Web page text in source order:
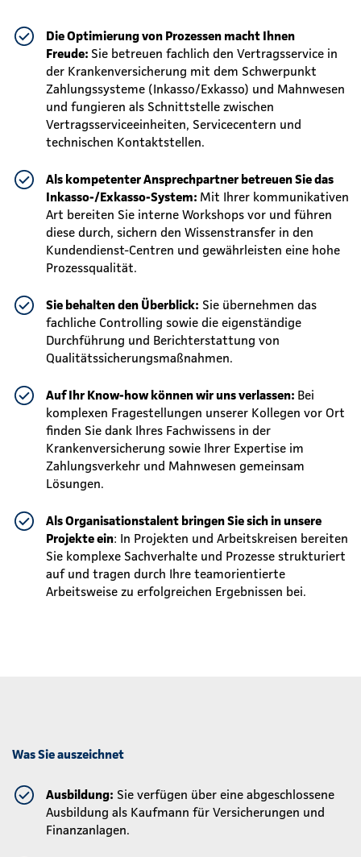
Die Optimierung von Prozessen macht Ihnen
Freude: Sie betreuen fachlich den Vertragsservice in
der Krankenversicherung mit dem Schwerpunkt
Zahlungssysteme (Inkasso/Exkasso) und Mahnwesen
und fungieren als Schnittstelle zwischen
Vertragsserviceeinheiten, Servicecentern und
technischen Kontaktstellen.
Als kompetenter Ansprechpartner betreuen Sie das
Inkasso-/Exkasso-System: Mit Ihrer kommunikativen
Art bereiten Sie interne Workshops vor und führen
diese durch, sichern den Wissenstransfer in den
Kundendienst-Centren und gewährleisten eine hohe
Prozessqualität.
Sie behalten den Überblick: Sie übernehmen das
fachliche Controlling sowie die eigenständige
Durchführung und Berichterstattung von
Qualitätssicherungsmaßnahmen.
Auf Ihr Know-how können wir uns verlassen: Bei
komplexen Fragestellungen unserer Kollegen vor Ort
finden Sie dank Ihres Fachwissens in der
Krankenversicherung sowie Ihrer Expertise im
Zahlungsverkehr und Mahnwesen gemeinsam
Lösungen.
Als Organisationstalent bringen Sie sich in unsere
Projekte ein: In Projekten und Arbeitskreisen bereiten
Sie komplexe Sachverhalte und Prozesse strukturiert
auf und tragen durch Ihre teamorientierte
Arbeitsweise zu erfolgreichen Ergebnissen bei.
Was Sie auszeichnet
Ausbildung: Sie verfügen über eine abgeschlossene
Ausbildung als Kaufmann für Versicherungen und
Finanzanlagen.